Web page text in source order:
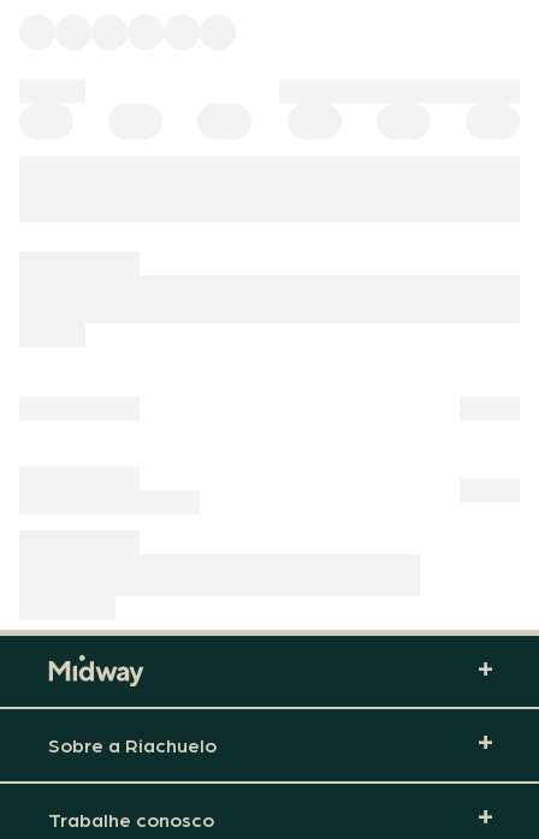
Sobre a Riachuelo
Trabalhe conosco